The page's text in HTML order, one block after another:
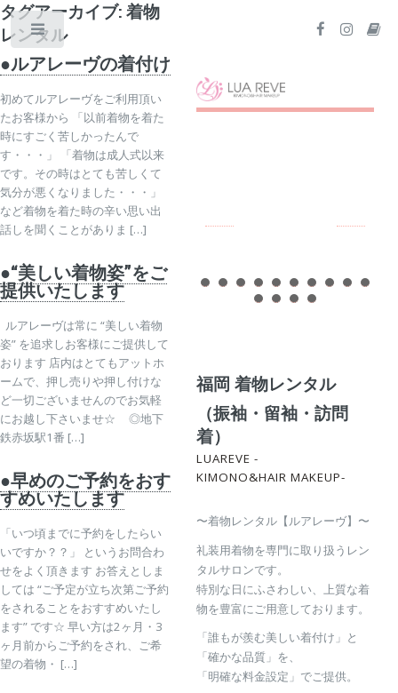
福岡 着物レンタル
（振袖・留袖・訪問
着）
LUAREVE -
KIMONO&HAIR MAKEUP-
〜着物レンタル【ルアレーヴ】〜
礼装用着物を専門に取り扱うレン
タルサロンです。
特別な日にふさわしい、上質な着
物を豊富にご用意しております。
「誰もが羨む美しい着付け」と
「確かな品質」を、
「明確な料金設定」でご提供。
タグアーカイブ: 着物
レンタル
●ルアレーヴの着付け
初めてルアレーヴをご利用頂い
たお客様から 「以前着物を着た
時にすごく苦しかったんで
す・・・」 「着物は成人式以来
です。その時はとても苦しくて
気分が悪くなりました・・・」
など着物を着た時の辛い思い出
話しを聞くことがありま […]
●“美しい着物姿”をご
提供いたします
ルアレーヴは常に “美しい着物
姿” を追求しお客様にご提供して
おります 店内はとてもアットホ
ームで、押し売りや押し付けな
ど一切ございませんのでお気軽
にお越し下さいませ☆ ◎地下
鉄赤坂駅1番 […]
●早めのご予約をおす
すめいたします
「いつ頃までに予約をしたらい
いですか？？」 というお問合わ
せをよく頂きます お答えとしま
しては “ご予定が立ち次第ご予約
をされることをおすすめいたし
ます” です☆ 早い方は2ヶ月・3
ヶ月前からご予約をされ、ご希
望の着物・ […]